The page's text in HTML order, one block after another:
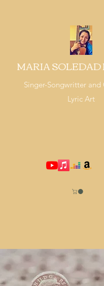
MARIA
Singer-Songwritter and
Lyric Art